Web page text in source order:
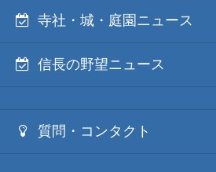
寺社・城・庭園ニュース
信長の野望ニュース
質問・コンタクト